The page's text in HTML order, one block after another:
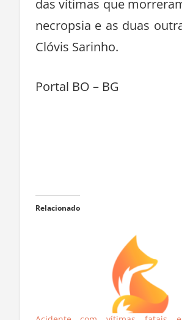
das vítimas que
necropsia e as duas
Clóvis Sarinho.
Portal BO – BG